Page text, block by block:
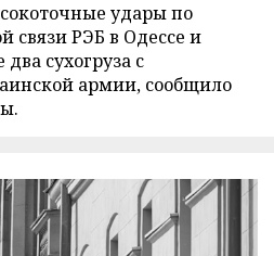
удары по
связи РЭБ в Одессе и
сухогруза с
армии, сообщило